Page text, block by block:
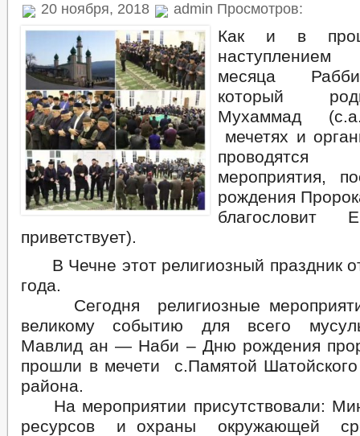
20 ноября, 2018 admin Просмотров:
Как и в
наступлением
месяца
который
Мухаммад
мечетях и
проводятся
мероприятия,
рождения
приветствует).
В Чечне этот религиозный праздник
года.
Сегодня религиозные
великому событию для всего
Мавлид ан — Наби – Дню рождения
прошли в мечети с.Памятой Шатойского
района.
На мероприятии присутствовали:
ресурсов и охраны окружающей